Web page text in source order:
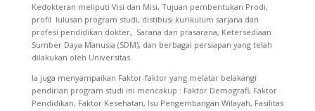
Kedokteran meliputi Visi dan Misi, Tujuan pembentukan Prodi,
profil lulusan program studi, distibusi kurikulum sarjana dan
profesi pendidikan dokter, Sarana dan prasarana, Ketersediaan
Sumber Daya Manusia (SDM), dan berbagai persiapan yang telah
dilakukan oleh Universitas.
Ia juga menyampaikan Faktor-faktor yang melatar belakangi
pendirian program studi ini mencakup : Faktor Demografi, Faktor
Pendidikan, Faktor Kesehatan, Isu Pengembangan Wilayah, Fasilitas